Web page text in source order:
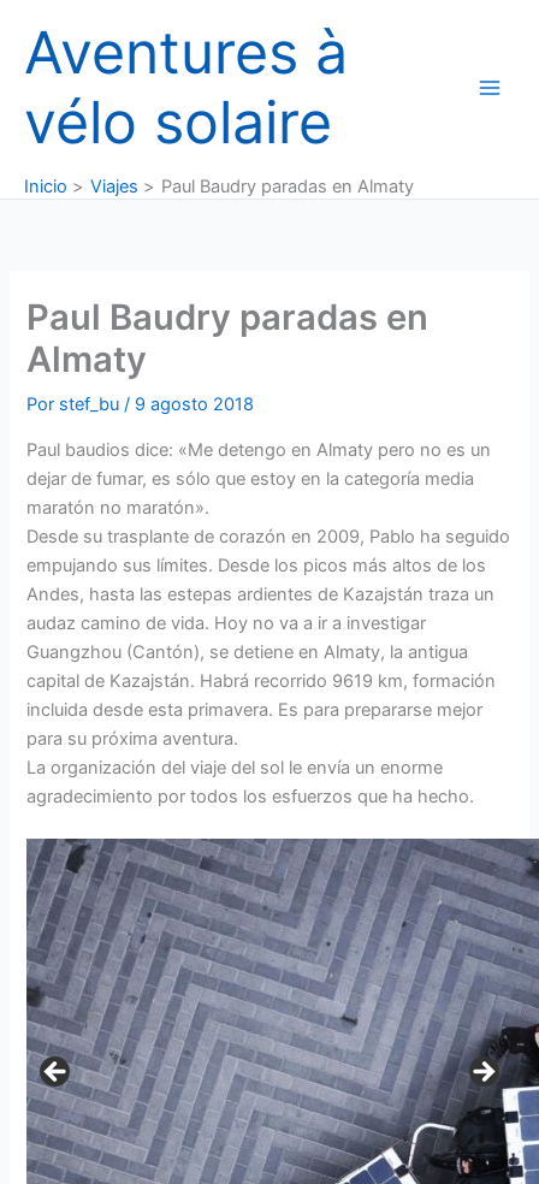
contenido
Aventures à
vélo solaire
Inicio Viajes Paul Baudry paradas en Almaty
Paul Baudry paradas en
Almaty
Por stef_bu/ 9 agosto 2018
Paul baudios dice: «Me detengo en Almaty pero no es un
dejar de fumar, es sólo que estoy en la categoría media
maratón no maratón».
Desde su trasplante de corazón en 2009, Pablo ha seguido
empujando sus límites. Desde los picos más altos de los
Andes, hasta las estepas ardientes de Kazajstán traza un
audaz camino de vida. Hoy no va a ir a investigar
Guangzhou (Cantón), se detiene en Almaty, la antigua
capital de Kazajstán. Habrá recorrido 9619 km, formación
incluida desde esta primavera. Es para prepararse mejor
para su próxima aventura.
La organización del viaje del sol le envía un enorme
agradecimiento por todos los esfuerzos que ha hecho.